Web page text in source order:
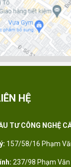
HỆ
TƯ CÔNG NGHỆ
157/58/16 Phạm
237/98 Phạm Văn